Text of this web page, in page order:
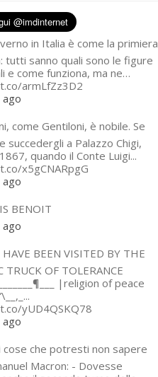
in Italia è come la primiera
tutti sanno quali sono le figure
e come funziona, ma ne…
armLfZz3D2
come Gentiloni, è nobile. Se
succedergli a Palazzo Chigi,
quando il Conte Luigi...
x5gCNARpgG
BENOIT
BEEN VISITED BY THE
TRUCK OF TOLERANCE
|religion of peace
yUD4QSKQ78
cose che potresti non sapere
Macron: - Dovesse